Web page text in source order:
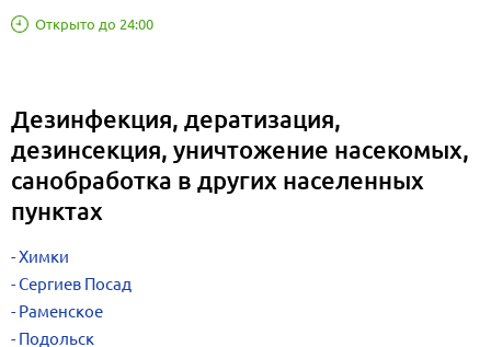
Открыто до 24:00
Дезинфекция, дератизация,
дезинсекция, уничтожение насекомых,
санобработка в других населенных
пунктах
Химки
Сергиев Посад
Раменское
Подольск